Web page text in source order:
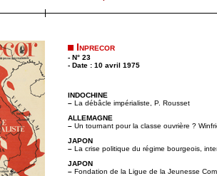
Inprecor
- N° 23
- Date : 10 avril 1975
INDOCHINE
– La débâcle impérialiste, P. Rousset
ALLEMAGNE
– Un tournant pour la classe ouvrière ?
JAPON
– La crise politique du régime bourgeois,
JAPON
– Fondation de la Ligue de la Jeunesse